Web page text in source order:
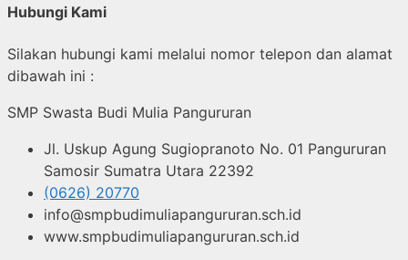
Hubungi Kami
Silakan hubungi kami melalui nomor telepon dan alamat
dibawah ini :
SMP Swasta Budi Mulia Pangururan
Jl. Uskup Agung Sugiopranoto No. 01 Pangururan
Samosir Sumatra Utara 22392
(0626) 20770
info@smpbudimuliapangururan.sch.id
www.smpbudimuliapangururan.sch.id